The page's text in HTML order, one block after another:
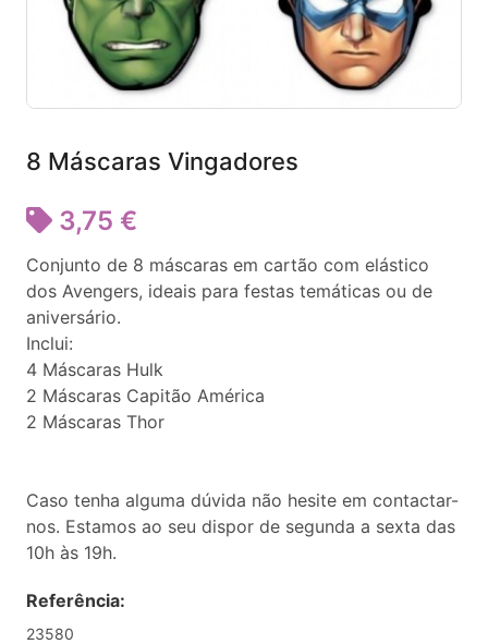
8 Máscaras Vingadores
3,75 €
Conjunto de 8 máscaras em cartão com elástico
dos Avengers, ideais para festas temáticas ou de
aniversário.
Inclui:
4 Máscaras Hulk
2 Máscaras Capitão América
2 Máscaras Thor
Caso tenha alguma dúvida não hesite em contactar-
nos. Estamos ao seu dispor de segunda a sexta das
10h às 19h.
Referência:
23580